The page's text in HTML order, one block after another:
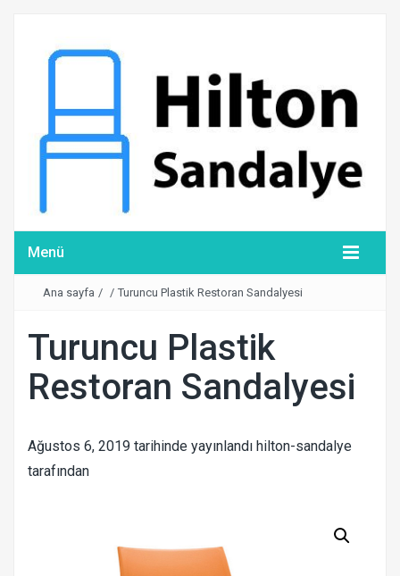
Menü
Ana sayfa / / Turuncu Plastik Restoran Sandalyesi
Turuncu Plastik
Restoran Sandalyesi
Ağustos 6, 2019 tarihinde yayınlandı hilton-sandalye
tarafından